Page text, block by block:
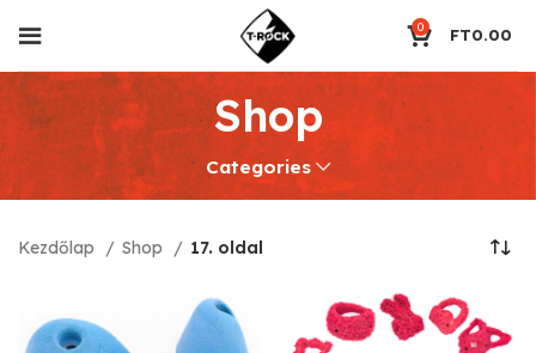
0 FT0.00
Shop
Categories
Kezdőlap Shop 17. oldal